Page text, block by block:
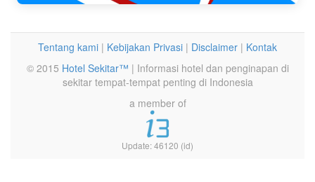
Tentang kami | Kebijakan Privasi | Disclaimer | Kontak
© 2015 Hotel Sekitar™ | Informasi hotel dan penginapan di
sekitar tempat-tempat penting di Indonesia
a member of
Update: 46120 (id)